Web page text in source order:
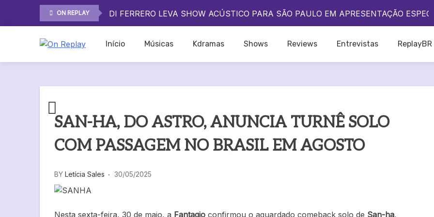
content
ON REPLAY
DI FERRERO LEVA SHOW ACÚSTICO PARA SÃO PAULO EM APRESENTAÇÃO
O QUE ESPERAR DO SHOW DO IKON NO BRASIL?
ROCK IN RIO 2026 MOSTRA QUE O POP BRASILEIRO VIVE UM DOS SEUS
On Replay
Início Músicas Kdramas Shows Reviews Entrevistas ReplayBR
SAN-HA, DO ASTRO, ANUNCIA TURNÊ SOLO
COM PASSAGEM NO BRASIL EM AGOSTO
BY Letícia Sales 30/05/2025
Nesta sexta-feira, 30 de maio, a Fantagio confirmou o aguardado comeback solo de San-ha,